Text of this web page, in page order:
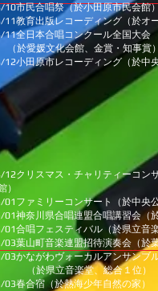
10市民合唱祭（於小田原市民会館
11教育出版レコーディング（於オ
11全日本合唱コンクール全国大会
媛文化会館、金賞・知事賞）
12小田原市レコーディング（於中央
12クリスマス・チャリティーコン
）
01ファミリーコンサート（於中央公
01神奈川県合唱連盟合唱講習会（
01合唱フェスティバル（於県立音
03葉山町音楽連盟招待演奏会（於
03かながわヴォーカルアンサンブ
県立音楽堂、総合１位）
03春合宿（於熱海少年自然の家）